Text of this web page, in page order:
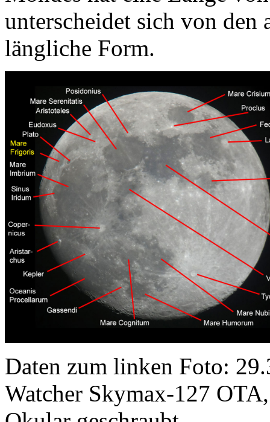
unterscheidet sich von den
längliche Form.
Daten zum linken Foto:
Watcher Skymax-127